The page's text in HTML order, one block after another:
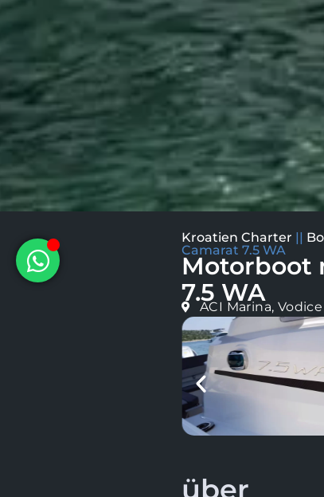
Kroatien Charter ||
Camarat 7.5 WA
Motorboot
7.5 WA
ACI Marina, Vodice
über